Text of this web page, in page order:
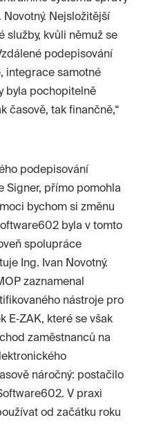
Nejsložitější
služby, kvůli němuž se
podepisování
integrace samotné
byla pochopitelně
časově, tak finančně,“
podepisování
Signer, přímo pomohla
bychom si změnu
byla v tomto
spolupráce
Ing. Ivan Novotný.
zaznamenal
nástroje pro
E‑ZAK, které se však
zaměstnanců na
náročný: postačilo
V praxi
od začátku roku